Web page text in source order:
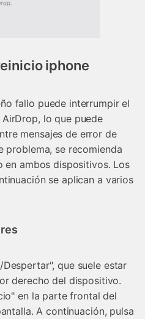
iphone
fallo puede interrumpir el
lo que puede
mensajes de error de
problema, se recomienda
en ambos dispositivos. Los
se aplican a varios
que suele estar
derecho del dispositivo.
en la parte frontal del
A continuación, pulsa